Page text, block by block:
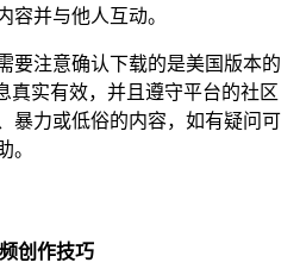
容并与他人互动。
要注意确认下载的是美国版本的
真实有效，并且遵守平台的社区
暴力或低俗的内容，如有疑问可
。
创作技巧